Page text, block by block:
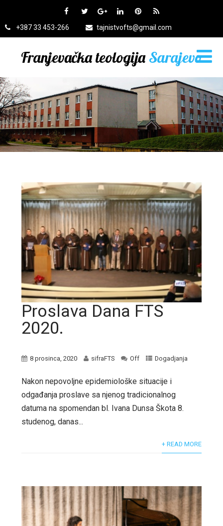
+387 33 453-266 tajnistvofts@gmail.com
Franjevačka teologijaSarajevo
Proslava Dana FTS
2020.
8 prosinca, 2020 sifraFTS Off Dogadjanja
Nakon nepovoljne epidemiološke situacije i
odgađanja proslave sa njenog tradicionalnog
datuma na spomendan bl. Ivana Dunsa Škota 8.
studenog, danas...
+ READ MORE